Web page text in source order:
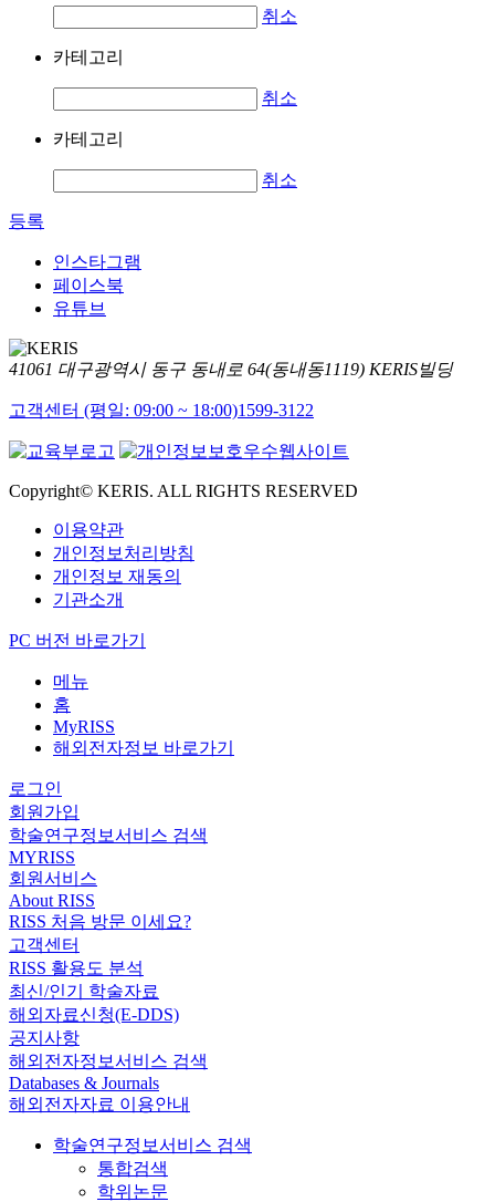
취소
카테고리
취소
카테고리
취소
등록
인스타그램
페이스북
유튜브
41061 대구광역시 동구 동내로 64(동내동1119) KERIS빌딩
고객센터 (평일: 09:00 ~ 18:00)1599-3122
Copyright© KERIS. ALL RIGHTS RESERVED
이용약관
개인정보처리방침
개인정보 재동의
기관소개
PC 버전 바로가기
메뉴
홈
MyRISS
해외전자정보 바로가기
로그인
회원가입
학술연구정보서비스 검색
MYRISS
회원서비스
About RISS
RISS 처음 방문 이세요?
고객센터
RISS 활용도 분석
최신/인기 학술자료
해외자료신청(E-DDS)
공지사항
해외전자정보서비스 검색
Databases & Journals
해외전자자료 이용안내
학술연구정보서비스 검색
통합검색
학위논문